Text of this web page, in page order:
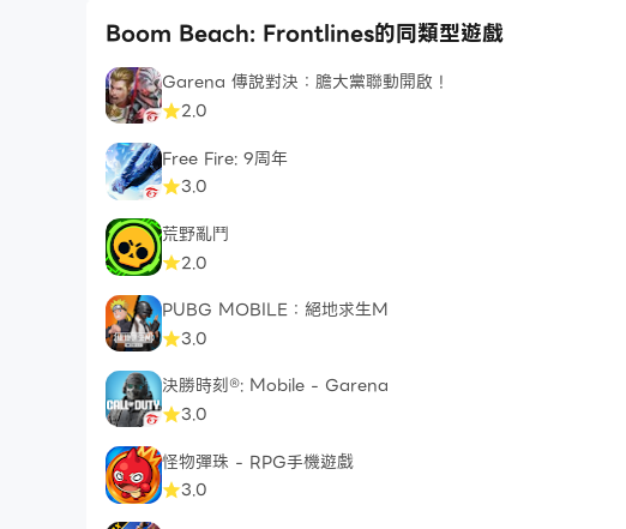
spaceapegames.com/privacy-policy
服務條款：
spaceapegames.com/terms-conditions
Boom Beach: Frontlines的同類型遊戲
Garena 傳說對決：膽大黨聯動開啟！
2.0
Free Fire: 9周年
3.0
荒野亂鬥
2.0
PUBG MOBILE：絕地求生M
3.0
決勝時刻®: Mobile - Garena
3.0
怪物彈珠 - RPG手機遊戲
3.0